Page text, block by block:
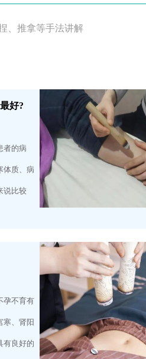
、推拿等手法讲解
好?
者的病
体质、病
说比较
孕不育有
寒、肾阳
有良好的